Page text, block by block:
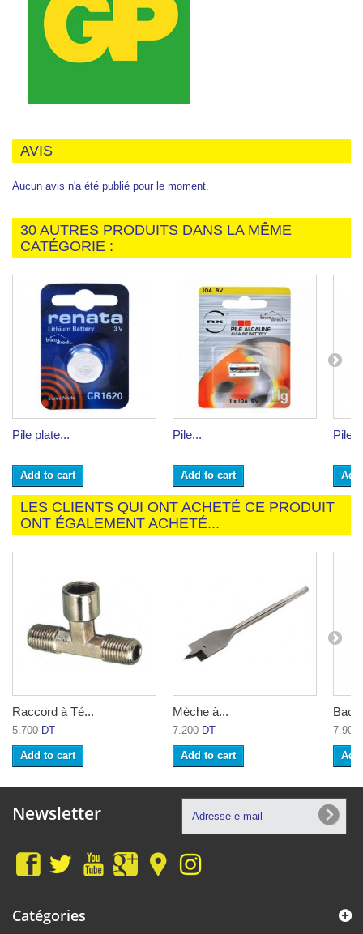
AVIS
Aucun avis n'a été publié pour le moment.
30 AUTRES PRODUITS DANS LA MÊME
CATÉGORIE :
Pile plate...
Add to cart
Pile...
Add to cart
Pile...
LES CLIENTS QUI ONT ACHETÉ CE PRODUIT
ONT ÉGALEMENT ACHETÉ...
Raccord à Té...
5.700 DT
Add to cart
Mèche à...
7.200 DT
Add to cart
Bac
7.900
Newsletter
Catégories